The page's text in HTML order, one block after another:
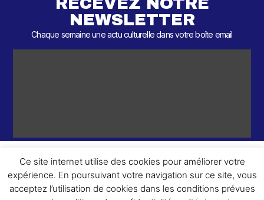
NEWSLETTER
Chaque semaine une actu culturelle dans votre boîte email
© 2026 – 2 ème Round – Tous droits réservés.
Ce site internet utilise des cookies pour améliorer votre
expérience. En poursuivant votre navigation sur ce site, vous
acceptez l’utilisation de cookies dans les conditions prévues